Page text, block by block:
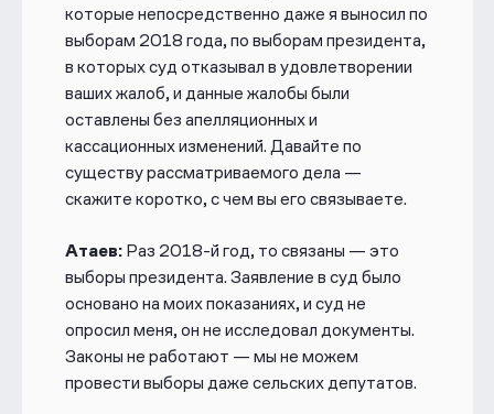
которые непосредственно даже я выносил по
выборам 2018 года, по выборам президента,
в которых суд отказывал в удовлетворении
ваших жалоб, и данные жалобы были
оставлены без апелляционных и
кассационных изменений. Давайте по
существу рассматриваемого дела —
скажите коротко, с чем вы его связываете.
Атаев: Раз 2018-й год, то связаны — это
выборы президента. Заявление в суд было
основано на моих показаниях, и суд не
опросил меня, он не исследовал документы.
Законы не работают — мы не можем
провести выборы даже сельских депутатов.